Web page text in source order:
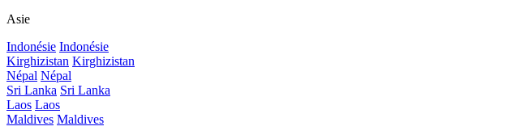
Asie
Indonésie Indonésie
Kirghizistan Kirghizistan
Népal Népal
Sri Lanka Sri Lanka
Laos Laos
Maldives Maldives